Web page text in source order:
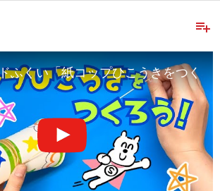
playlist_add
ふくい「紙コップひこうきをつくろ